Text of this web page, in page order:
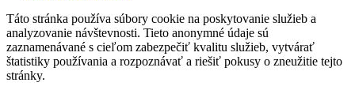
Táto stránka používa súbory cookie na poskytovanie služieb a
analyzovanie návštevnosti. Tieto anonymné údaje sú
zaznamenávané s cieľom zabezpečiť kvalitu služieb, vytvárať
štatistiky používania a rozpoznávať a riešiť pokusy o zneužitie tejto
stránky.